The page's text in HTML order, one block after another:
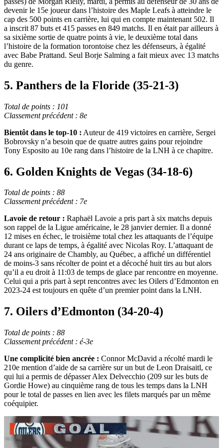
devenir le 15e joueur dans l’histoire des Maple Leafs à atteindre le
cap des 500 points en carrière, lui qui en compte maintenant 502. Il
a inscrit 87 buts et 415 passes en 849 matchs. Il en était par ailleurs à
sa sixième sortie de quatre points à vie, le deuxième total dans
l’histoire de la formation torontoise chez les défenseurs, à égalité
avec Babe Prattand. Seul Borje Salming a fait mieux avec 13 matchs
du genre.
5. Panthers de la Floride (35-21-3)
Total de points : 101
Classement précédent : 8e
Bientôt dans le top-10 : Auteur de 419 victoires en carrière, Sergei
Bobrovsky n’a besoin que de quatre autres gains pour rejoindre
Tony Esposito au 10e rang dans l’histoire de la LNH à ce chapitre.
6. Golden Knights de Vegas (34-18-6)
Total de points : 88
Classement précédent : 7e
Lavoie de retour : Raphaël Lavoie a pris part à six matchs depuis
son rappel de la Ligue américaine, le 28 janvier dernier. Il a donné
12 mises en échec, le troisième total chez les attaquants de l’équipe
durant ce laps de temps, à égalité avec Nicolas Roy. L’attaquant de
24 ans originaire de Chambly, au Québec, a affiché un différentiel
de moins-3 sans récolter de point et a décoché huit tirs au but alors
qu’il a eu droit à 11:03 de temps de glace par rencontre en moyenne.
Celui qui a pris part à sept rencontres avec les Oilers d’Edmonton en
2023-24 est toujours en quête d’un premier point dans la LNH.
7. Oilers d’Edmonton (34-20-4)
Total de points : 88
Classement précédent : é-3e
Une complicité bien ancrée : Connor McDavid a récolté mardi le
210e mention d’aide de sa carrière sur un but de Leon Draisaitl, ce
qui lui a permis de dépasser Alex Delvecchio (209 sur les buts de
Gordie Howe) au cinquième rang de tous les temps dans la LNH
pour le total de passes en lien avec les filets marqués par un même
coéquipier.